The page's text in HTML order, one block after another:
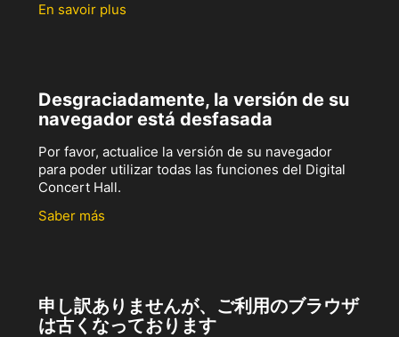
En savoir plus
Desgraciadamente, la versión de su
navegador está desfasada
Por favor, actualice la versión de su navegador
para poder utilizar todas las funciones del Digital
Concert Hall.
Saber más
申し訳ありませんが、ご利用のブラウザ
は古くなっております